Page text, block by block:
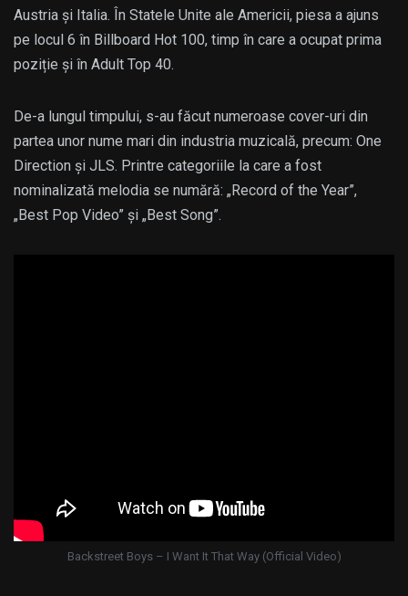
Austria și Italia. În Statele Unite ale Americii, piesa a ajuns
pe locul 6 în Billboard Hot 100, timp în care a ocupat prima
poziție și în Adult Top 40.
De-a lungul timpului, s-au făcut numeroase cover-uri din
partea unor nume mari din industria muzicală, precum: One
Direction și JLS. Printre categoriile la care a fost
nominalizată melodia se numără: „Record of the Year”,
„Best Pop Video” și „Best Song”.
Backstreet Boys – I Want It That Way (Official Video)